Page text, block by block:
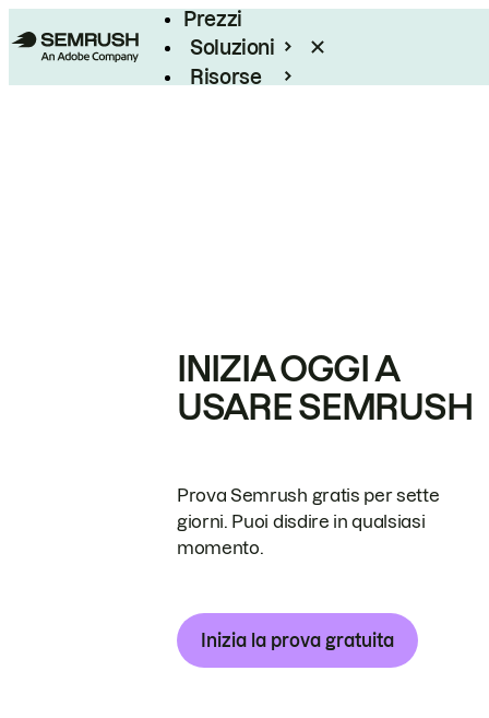
Prezzi
Soluzioni
Risorse
INIZIA OGGI A
USARE SEMRUSH
Prova Semrush gratis per sette
giorni. Puoi disdire in qualsiasi
momento.
Inizia la prova gratuita